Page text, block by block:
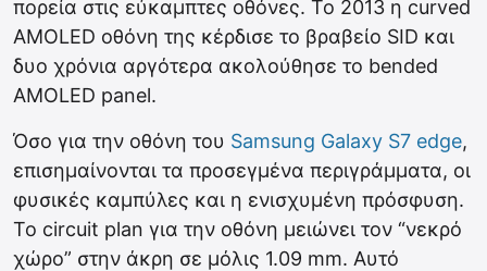
πορεία στις εύκαμπτες οθόνες. Το 2013 η curved
AMOLED οθόνη της κέρδισε το βραβείο SID και
δυο χρόνια αργότερα ακολούθησε το bended
AMOLED panel.
Όσο για την οθόνη του Samsung Galaxy S7 edge,
επισημαίνονται τα προσεγμένα περιγράμματα, οι
φυσικές καμπύλες και η ενισχυμένη πρόσφυση.
Το circuit plan για την οθόνη μειώνει τον “νεκρό
χώρο” στην άκρη σε μόλις 1.09 mm. Αυτό